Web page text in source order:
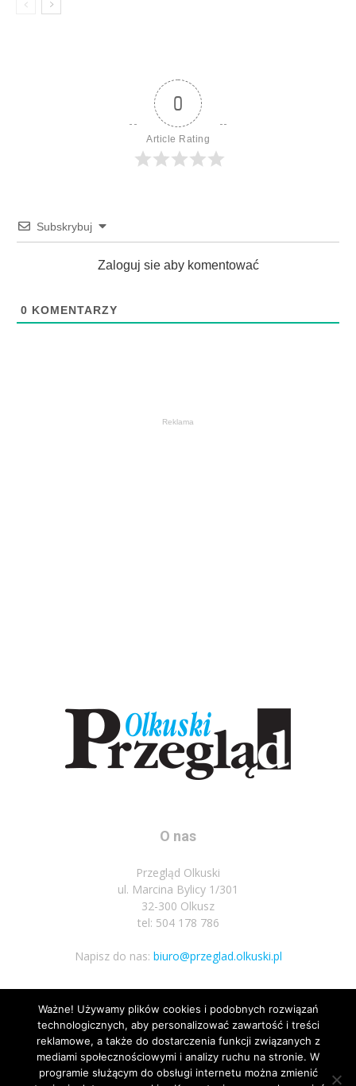
0
Article Rating
Subskrybuj
Zaloguj sie aby komentować
0 KOMENTARZY
Reklama
O nas
Przegląd Olkuski
ul. Marcina Bylicy 1/301
32-300 Olkusz
tel: 504 178 786
Napisz do nas: biuro@przeglad.olkuski.pl
Podążaj za nami
Ważne! Używamy plików cookies i podobnych rozwiązań
technologicznych, aby personalizować zawartość i treści
reklamowe, a także do dostarczenia funkcji związanych z
mediami społecznościowymi i analizy ruchu na stronie. W
programie służącym do obsługi internetu można zmienić